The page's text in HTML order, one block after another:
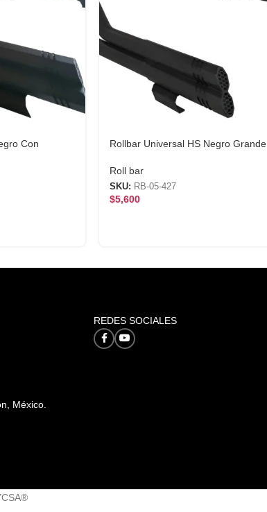
Con
Rollbar Universal HS Negro Grande
Roll bar
SKU: RB-05-427
$5,600
México.
REDES SOCIALES